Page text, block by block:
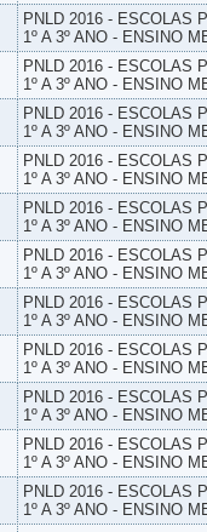
PNLD 2016 - ESCOLAS
1º A 3º ANO - ENSINO
PNLD 2016 - ESCOLAS
1º A 3º ANO - ENSINO
PNLD 2016 - ESCOLAS
1º A 3º ANO - ENSINO
PNLD 2016 - ESCOLAS
1º A 3º ANO - ENSINO
PNLD 2016 - ESCOLAS
1º A 3º ANO - ENSINO
PNLD 2016 - ESCOLAS
1º A 3º ANO - ENSINO
PNLD 2016 - ESCOLAS
1º A 3º ANO - ENSINO
PNLD 2016 - ESCOLAS
1º A 3º ANO - ENSINO
PNLD 2016 - ESCOLAS
1º A 3º ANO - ENSINO
PNLD 2016 - ESCOLAS
1º A 3º ANO - ENSINO
PNLD 2016 - ESCOLAS
1º A 3º ANO - ENSINO